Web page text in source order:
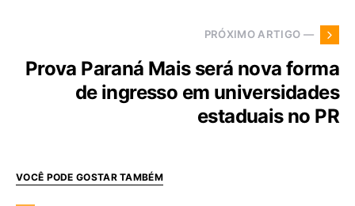
PRÓXIMO ARTIGO —
Prova Paraná Mais será nova forma
de ingresso em universidades
estaduais no PR
VOCÊ PODE GOSTAR TAMBÉM